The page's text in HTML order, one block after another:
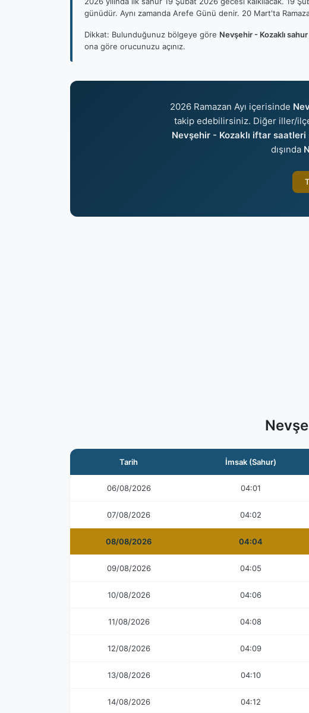
günüdür. Aynı zamanda Arefe Günü denir. 20 Mart'ta
Dikkat: Bulunduğunuz bölgeye göre Nevşehir - Kozaklı
ona göre orucunuzu açınız.
2026 Ramazan Ayı içerisinde
takip edebilirsiniz. Diğer iller/
Nevşehir - Kozaklı iftar saatleri
dışında
Tarih İmsak (Sahur)
06/08/2026 04:01
07/08/2026 04:02
08/08/2026 04:04
09/08/2026 04:05
10/08/2026 04:06
11/08/2026 04:08
12/08/2026 04:09
13/08/2026 04:10
14/08/2026 04:12